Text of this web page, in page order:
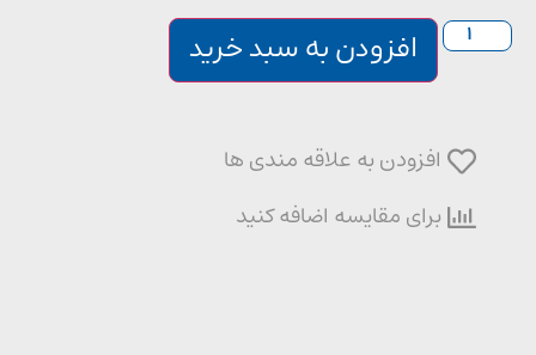
افزودن به سبد خرید
افزودن به علاقه مندی ها
برای مقایسه اضافه کنید